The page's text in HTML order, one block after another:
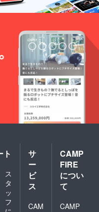
ト
ス
タ
ッ
フ
サ
ー
ビ
ス
CAM
CAMP
FIRE
につい
て
CAMP